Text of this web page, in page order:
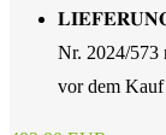
𝐋𝐈𝐄𝐅𝐄𝐑𝐔𝐍𝐆:
Nr. 2024/573
vor dem Kauf